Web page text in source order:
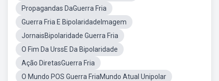
Propagandas DaGuerra Fria
Guerra Fria E BipolaridadeImagem
JornaisBipolaridade Guerra Fria
O Fim Da UrssE Da Bipolaridade
Ação DiretasGuerra Fria
O Mundo POS Guerra FriaMundo Atual Unipolar